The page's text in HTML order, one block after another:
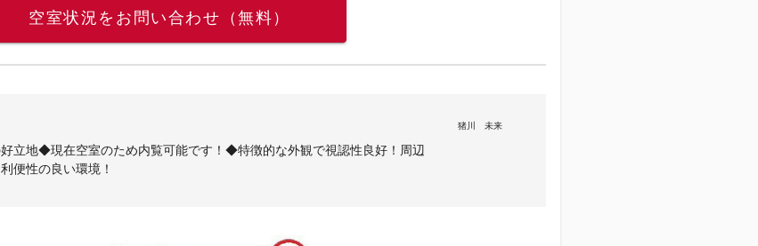
空室状況をお問い合わせ（無料）
立地◆現在空室のため内覧可能です！◆特徴的な外観で視認性良好！周辺
便性の良い環境！
猪川 未来